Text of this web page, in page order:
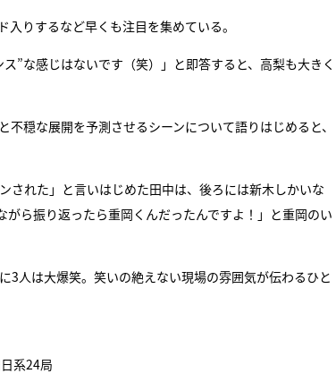
りするなど早くも注目を集めている。
”な感じはないです（笑）」と即答すると、高梨も大きく
穏な展開を予測させるシーンについて語りはじめると、
された」と言いはじめた田中は、後ろには新木しかいな
ら振り返ったら重岡くんだったんですよ！」と重岡のい
3人は大爆笑。笑いの絶えない現場の雰囲気が伝わるひと
系24局